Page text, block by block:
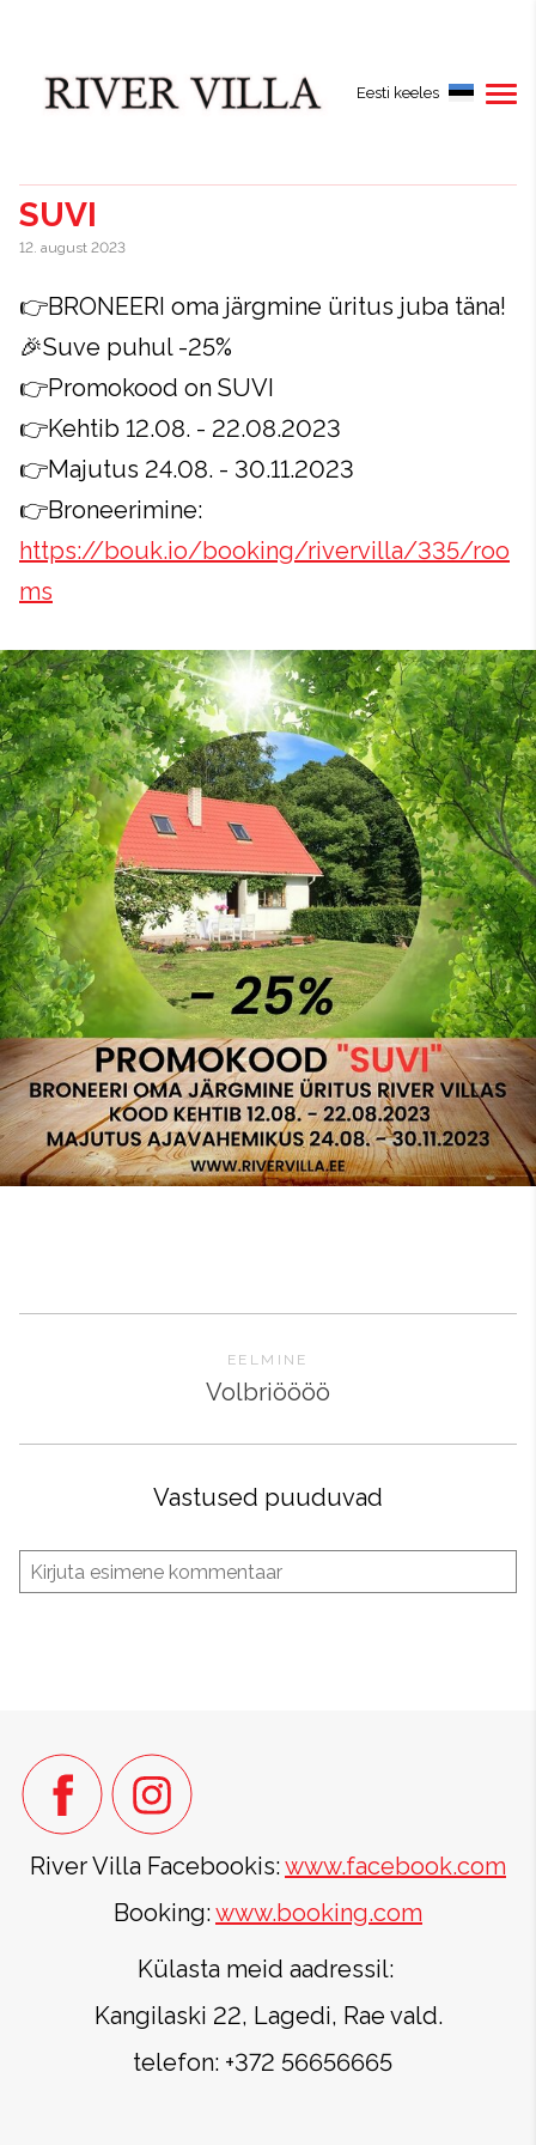
Eesti keeles
SUVI
12. august 2023
👉BRONEERI oma järgmine üritus juba täna!
🎉Suve puhul -25%
👉Promokood on SUVI
👉Kehtib 12.08. - 22.08.2023
👉Majutus 24.08. - 30.11.2023
👉Broneerimine:
https://bouk.io/booking/rivervilla/335/roo
ms
EELMINE
Volbriöööö
Vastused puuduvad
River Villa Facebookis:www.facebook.com
Booking:www.booking.com
Külasta meid aadressil:
Kangilaski 22, Lagedi, Rae vald.
telefon: +372 56656665